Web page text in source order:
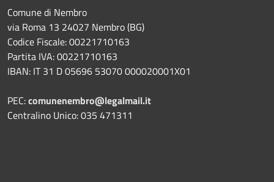
Comune di Nembro
via Roma 13 24027 Nembro (BG)
Codice Fiscale: 00221710163
Partita IVA: 00221710163
IBAN: IT 31 D 05696 53070 000020001X01
PEC:comunenembro@legalmail.it
Centralino Unico: 035 471311